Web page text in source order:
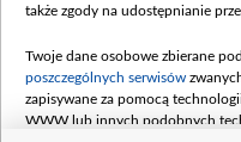
także zgody na udostępnianie
Twoje dane osobowe zbierane
poszczególnych serwisów
zapisywane za pomocą
WWW lub innych podobnych